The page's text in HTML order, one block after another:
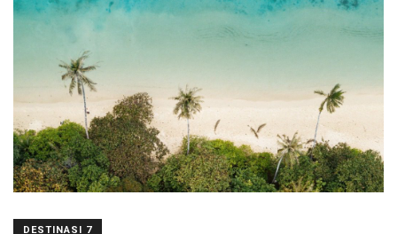
DESTINASI 7